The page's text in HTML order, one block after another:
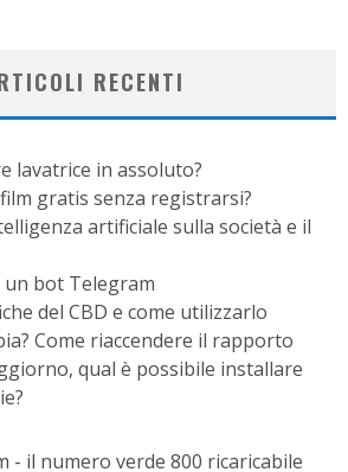
RECENTI
lavatrice in assoluto?
gratis senza registrarsi?
artificiale sulla società e il
un bot Telegram
del CBD e come utilizzarlo
Come riaccendere il rapporto
qual è possibile installare